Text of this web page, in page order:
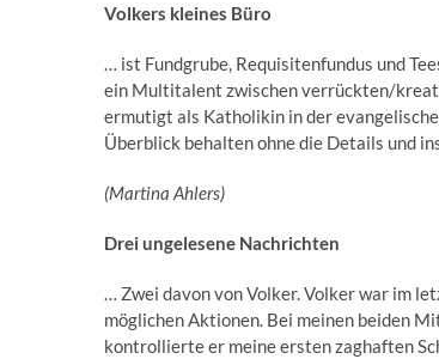
Volkers kleines Büro
… ist Fundgrube, Requisitenfundus und
ein Multitalent zwischen verrückten/
ermutigt als Katholikin in der
Überblick behalten ohne die Details und
(Martina Ahlers)
Drei ungelesene Nachrichten
… Zwei davon von Volker. Volker war im
möglichen Aktionen. Bei meinen beiden
kontrollierte er meine ersten zaghaften